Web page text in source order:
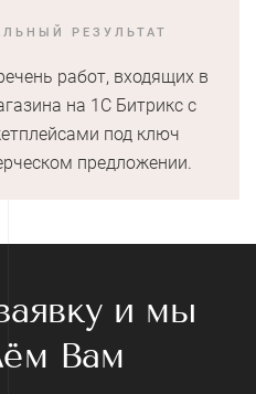
РЕЗУЛЬТАТ
работ, входящих в
на 1С Битрикс с
под ключ
предложении.
и мы
Вам